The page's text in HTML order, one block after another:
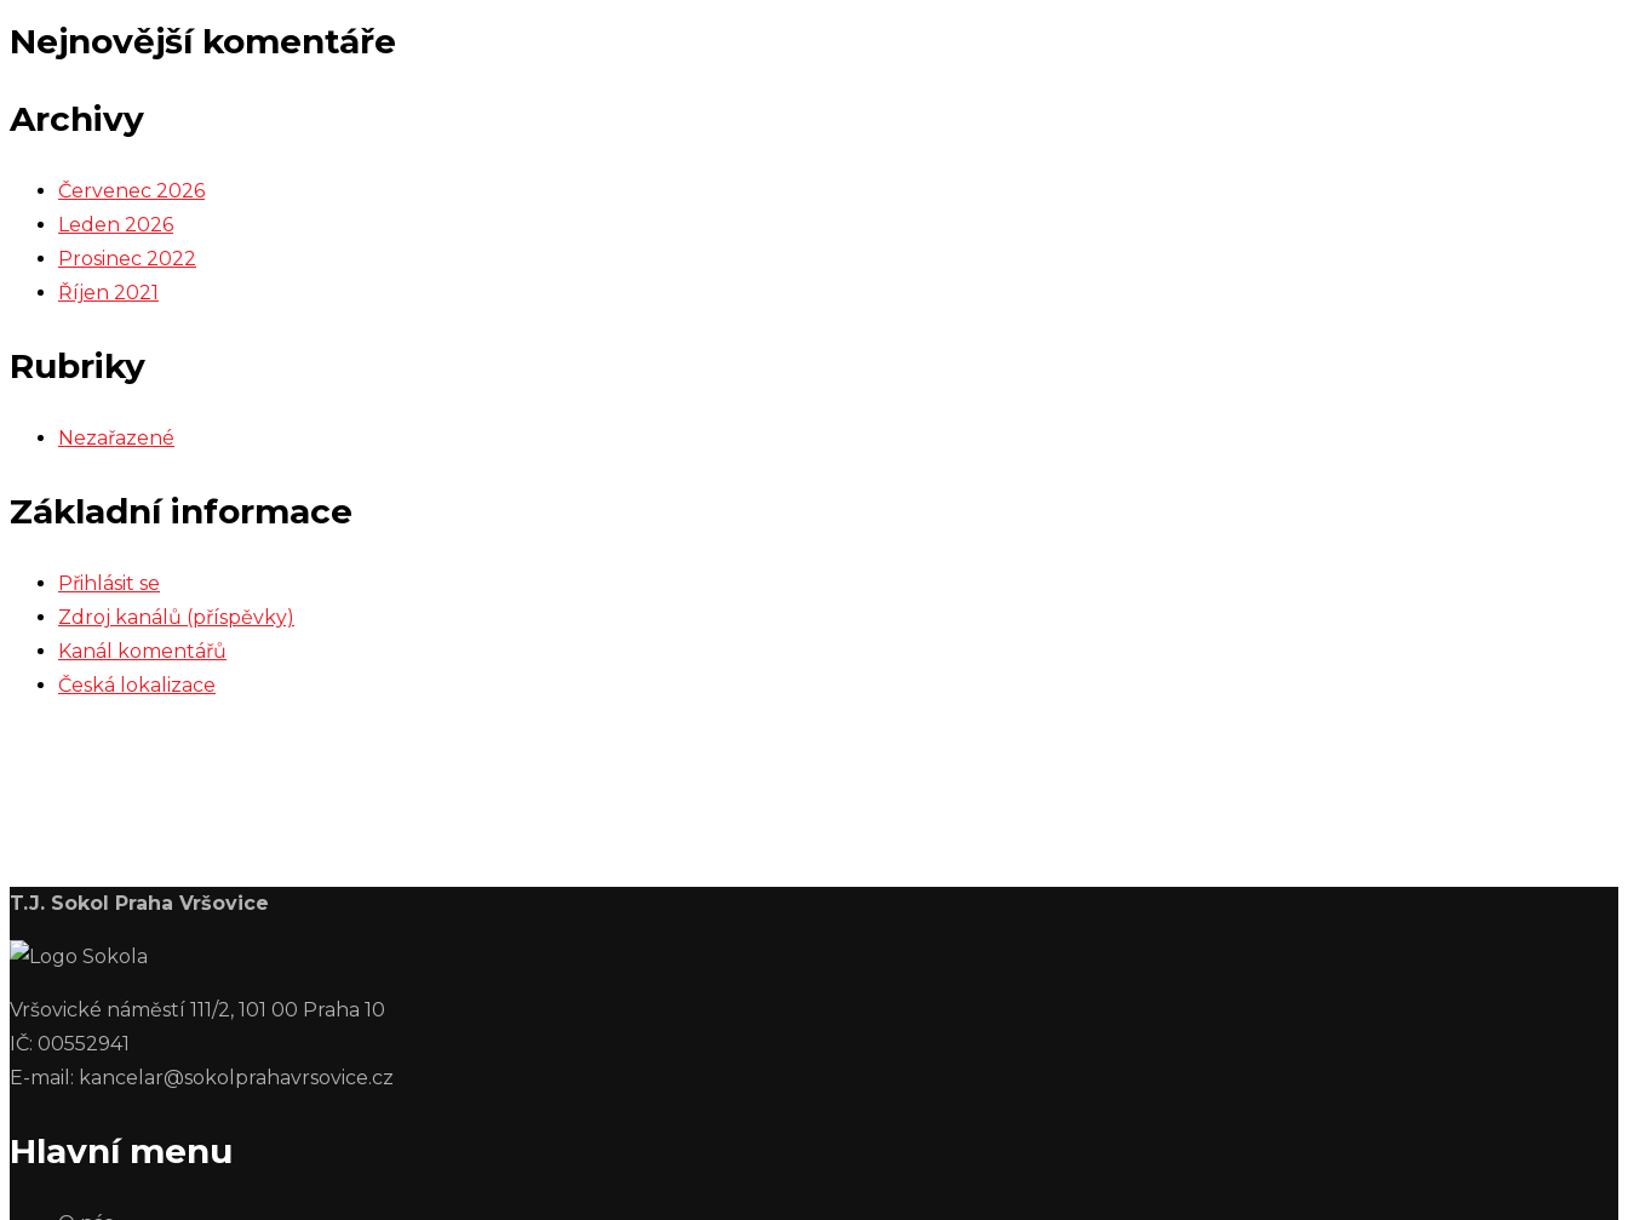
Nejnovější komentáře
Archivy
Červenec 2026
Leden 2026
Prosinec 2022
Říjen 2021
Rubriky
Nezařazené
Základní informace
Přihlásit se
Zdroj kanálů (příspěvky)
Kanál komentářů
Česká lokalizace
T.J. Sokol Praha Vršovice
Vršovické náměstí 111/2, 101 00 Praha 10
IČ: 00552941
E-mail: kancelar@sokolprahavrsovice.cz
Hlavní menu